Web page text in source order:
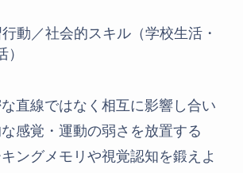
動／社会的スキル（学校生活・
直線ではなく相互に影響し合い
感覚・運動の弱さを放置する
ングメモリや視覚認知を鍛えよ